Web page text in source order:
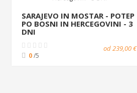
SARAJEVO IN MOSTAR - POTEP
PO BOSNI IN HERCEGOVINI - 3
DNI
0/5
od 239,00 €